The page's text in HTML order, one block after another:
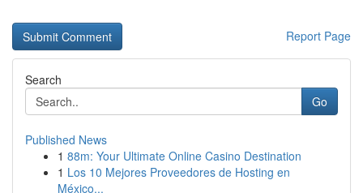
Report Page
Search
Go
Published News
1 88m: Your Ultimate Online Casino Destination
1 Los 10 Mejores Proveedores de Hosting en
México...